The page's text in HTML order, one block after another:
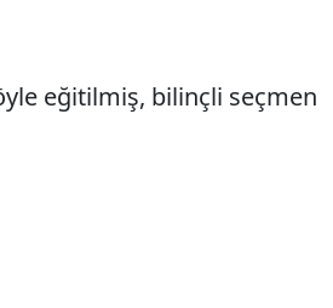
eğitilmiş, bilinçli seçmen